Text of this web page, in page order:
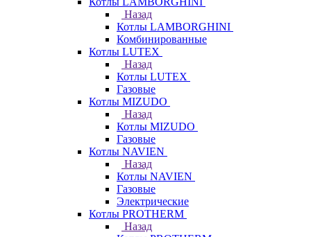
Назад
Котлы LAMBORGHINI
Комбинированные
Котлы LUTEX
Назад
Котлы LUTEX
Газовые
Котлы MIZUDO
Назад
Котлы MIZUDO
Газовые
Котлы NAVIEN
Назад
Котлы NAVIEN
Газовые
Электрические
Котлы PROTHERM
Назад